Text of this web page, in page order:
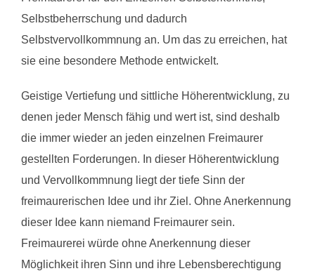
Selbstbeherrschung und dadurch
Selbstvervollkommnung an. Um das zu erreichen, hat
sie eine besondere Methode entwickelt.
Geistige Vertiefung und sittliche Höherentwicklung, zu
denen jeder Mensch fähig und wert ist, sind deshalb
die immer wieder an jeden einzelnen Freimaurer
gestellten Forderungen. In dieser Höherentwicklung
und Vervollkommnung liegt der tiefe Sinn der
freimaurerischen Idee und ihr Ziel. Ohne Anerkennung
dieser Idee kann niemand Freimaurer sein.
Freimaurerei würde ohne Anerkennung dieser
Möglichkeit ihren Sinn und ihre Lebensberechtigung